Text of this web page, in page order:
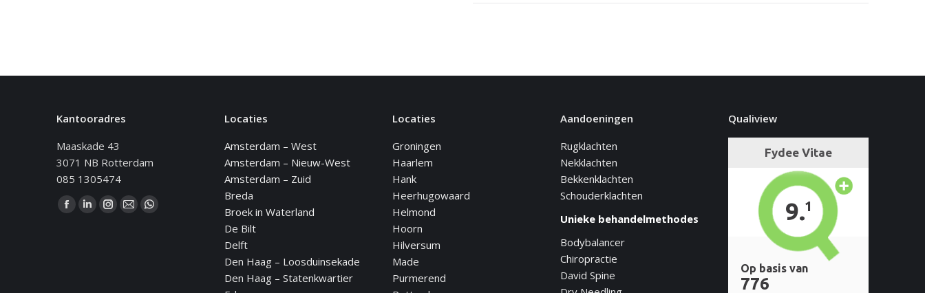
Kantooradres
Maaskade 43
3071 NB Rotterdam
085 1305474
Vind ons op:
Facebook
LinkedinInstagram
MailWhatsApp
Locaties
Amsterdam – West
Amsterdam – Nieuw-West
Amsterdam – Zuid
Breda
Broek in Waterland
De Bilt
Delft
Den Haag – Loosduinsekade
Den Haag – Statenkwartier
Locaties
Groningen
Haarlem
Hank
Heerhugowaard
Helmond
Hoorn
Hilversum
Made
Purmerend
Aandoeningen
Rugklachten
Nekklachten
Bekkenklachten
Schouderklachten
Unieke behandelmethodes
Bodybalancer
Chiropractie
David Spine
Qualiview